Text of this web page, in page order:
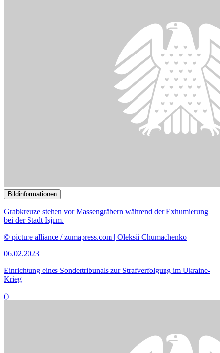
Grabkreuze stehen vor Massengräbern während der Exhumierung
()
Mit Investitionen in die Energiewirtschaft beschäftigen sich die
Mitglieder des Unterausschusses Internationale Energie- und